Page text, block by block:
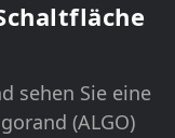
sehen Sie eine
(ALGO)